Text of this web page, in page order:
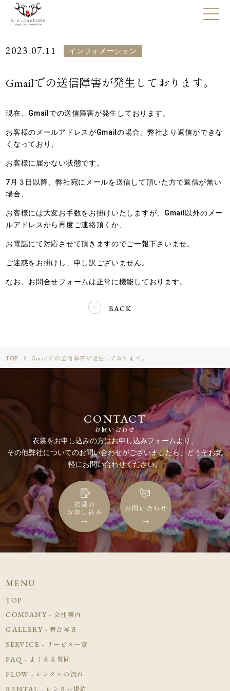
2023.07.11 インフォメーション
Gmailでの送信障害が発生しております。
現在、Gmailでの送信障害が発生しております。
お客様のメールアドレスがGmailの場合、弊社より返信ができな
くなっており、
お客様に届かない状態です。
7月３日以降、弊社宛にメールを送信して頂いた方で返信が無い
場合、
お客様には大変お手数をお掛けいたしますが、Gmail以外のメー
ルアドレスから再度ご連絡頂くか、
お電話にて対応させて頂きますのでご一報下さいませ。
ご迷惑をお掛けし、申し訳ございません。
なお、お問合せフォームは正常に機能しております。
BACK
TOP Gmailでの送信障害が発生しております。
CONTACT
お問い合わせ
衣裳をお申し込みの方はお申し込みフォームより、
その他弊社についてのお問い合わせがございましたら、どうぞお気
軽にお問い合わせください。
MENU
TOP
COMPANY - 会社案内
GALLERY - 舞台写真
SERVICE - サービス一覧
FAQ - よくある質問
FLOW - レンタルの流れ